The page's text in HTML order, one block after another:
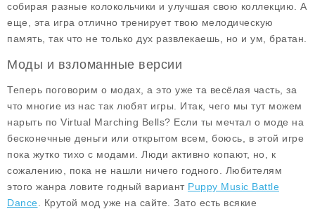
собирая разные колокольчики и улучшая свою коллекцию. А
еще, эта игра отлично тренирует твою мелодическую
память, так что не только дух развлекаешь, но и ум, братан.
Моды и взломанные версии
Теперь поговорим о модах, а это уже та весёлая часть, за
что многие из нас так любят игры. Итак, чего мы тут можем
нарыть по Virtual Marching Bells? Если ты мечтал о моде на
бесконечные деньги или открытом всем , боюсь, в этой игре
пока жутко тихо с модами. Люди активно копают, но, к
сожалению, пока не нашли ничего годного. Любителям
этого жанра ловите годный вариант Puppy Music Battle
Dance . Крутой мод уже на сайте. Зато есть всякие